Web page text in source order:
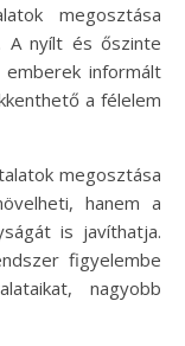
megosztása
A nyílt és őszinte
informált
a félelem
megosztása
hanem a
is javíthatja.
figyelembe
nagyobb